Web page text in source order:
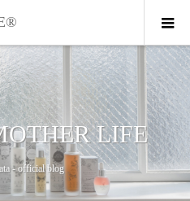
LIFE
- official blog